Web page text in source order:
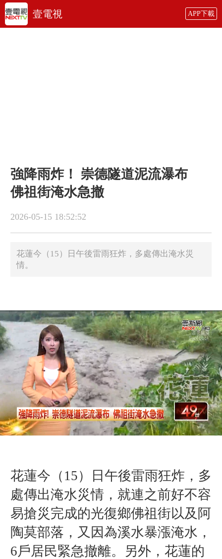
壹電視 APP下載
強降雨炸！ 崇德隧道泥流瀑布
佛祖街淹水急撤
2026-05-15 18:52:52
花蓮今（15）日午後雷雨狂炸，多處傳出淹水災
情。
花蓮今（15）日午後雷雨狂炸，多
處傳出淹水災情，就連之前好不容
易搶災完成的光復鄉佛祖街以及阿
陶莫部落，又因為溪水暴漲淹水，
6戶居民緊急撤離。另外，花蓮的